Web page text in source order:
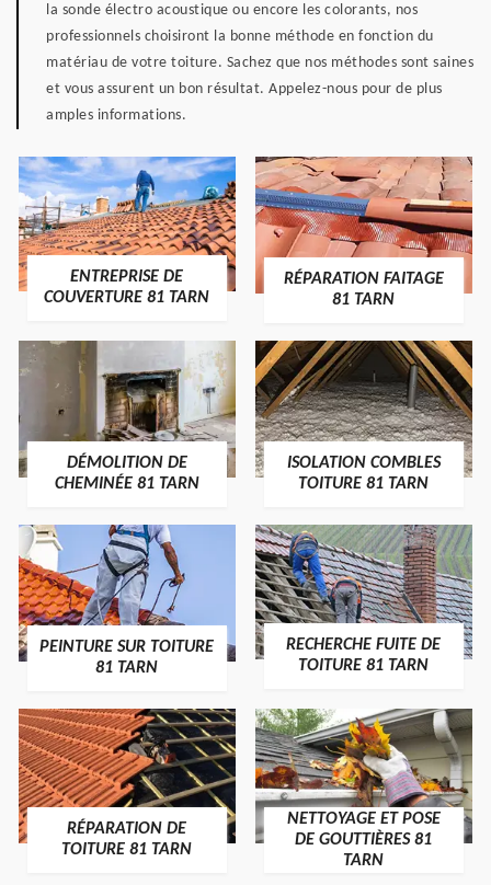
la sonde électro acoustique ou encore les colorants, nos
professionnels choisiront la bonne méthode en fonction du
matériau de votre toiture. Sachez que nos méthodes sont saines
et vous assurent un bon résultat. Appelez-nous pour de plus
amples informations.
ENTREPRISE DE
COUVERTURE 81 TARN
RÉPARATION FAITAGE
81 TARN
DÉMOLITION DE
CHEMINÉE 81 TARN
ISOLATION COMBLES
TOITURE 81 TARN
PEINTURE SUR TOITURE
81 TARN
RECHERCHE FUITE DE
TOITURE 81 TARN
RÉPARATION DE
TOITURE 81 TARN
NETTOYAGE ET POSE
DE GOUTTIÈRES 81
TARN